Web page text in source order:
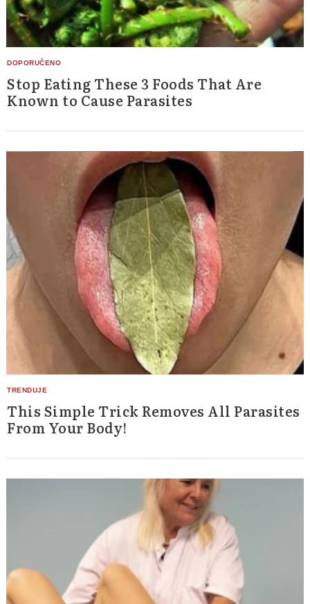
Stop Eating These 3 Foods That Are
Known to Cause Parasites
This Simple Trick Removes All Parasites
From Your Body!